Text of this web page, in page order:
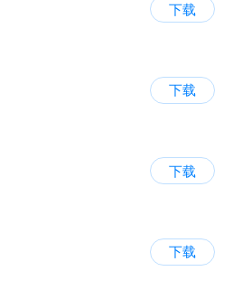
下载
下载
下载
下载